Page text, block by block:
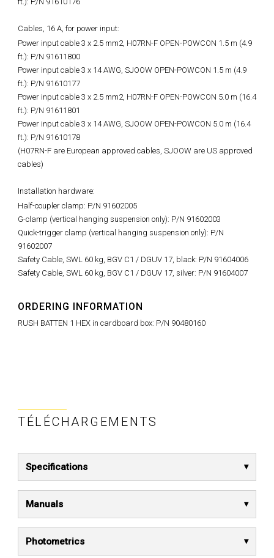
Cables, 16 A, for power input:
Power input cable 3 x 2.5 mm2, H07RN-F OPEN-POWCON 1.5 m (4.9
ft.): P/N 91611800
Power input cable 3 x 14 AWG, SJOOW OPEN-POWCON 1.5 m (4.9
ft.): P/N 91610177
Power input cable 3 x 2.5 mm2, H07RN-F OPEN-POWCON 5.0 m (16.4
ft.): P/N 91611801
Power input cable 3 x 14 AWG, SJOOW OPEN-POWCON 5.0 m (16.4
ft.): P/N 91610178
(H07RN-F are European approved cables, SJOOW are US approved
cables)
Installation hardware:
Half-coupler clamp: P/N 91602005
G-clamp (vertical hanging suspension only): P/N 91602003
Quick-trigger clamp (vertical hanging suspension only): P/N
91602007
Safety Cable, SWL 60 kg, BGV C1 / DGUV 17, black: P/N 91604006
Safety Cable, SWL 60 kg, BGV C1 / DGUV 17, silver: P/N 91604007
ORDERING INFORMATION
RUSH BATTEN 1 HEX in cardboard box: P/N 90480160
TÉLÉCHARGEMENTS
Specifications
Manuals
Photometrics